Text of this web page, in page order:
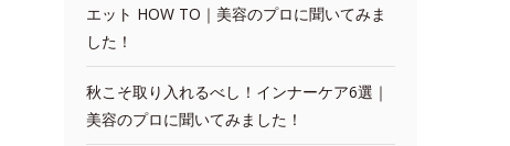
エット HOW TO｜美容のプロに聞いてみま
した！
秋こそ取り入れるべし！インナーケア6選｜
美容のプロに聞いてみました！